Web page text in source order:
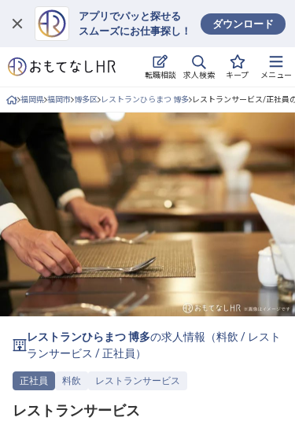
アプリでパッと探せる
スムーズにお仕事探し！
ダウンロード
転職相談 求人検索 キープ メニュー
ログイン
求人・施設を探す
キープした求人
就職・転職 合同説明会
おもてなしHRについて
ご利用の流れ
よくある質問
ホテル・宿泊業界情報コラム
無料 転職サポートに申し込む
採用をお考えの企業様へ
福岡県 福岡市 博多区 レストランひらまつ 博多 レストランサービス/正社員
レストランひらまつ 博多の求人情報（料飲 / レスト
ランサービス /正社員 ）
正社員 料飲 レストランサービス
レストランサービス